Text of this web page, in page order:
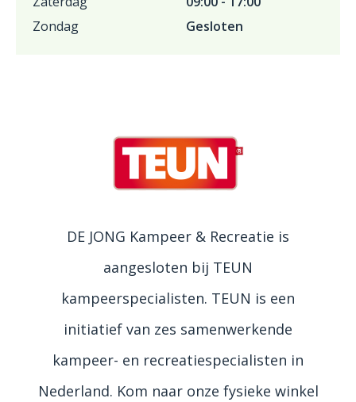
Zondag
Gesloten
DE JONG Kampeer & Recreatie is
aangesloten bij TEUN
kampeerspecialisten. TEUN is een
initiatief van zes samenwerkende
kampeer- en recreatiespecialisten in
Nederland. Kom naar onze fysieke winkel